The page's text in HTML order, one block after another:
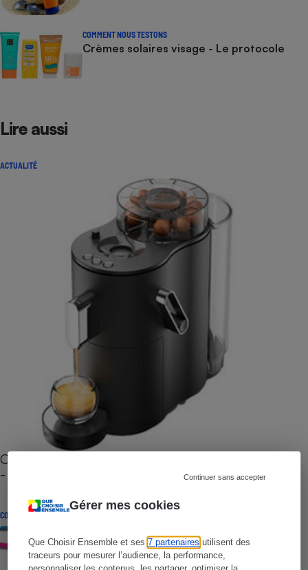
Gérer mes cookies
Que Choisir Ensemble et ses7 partenaires utilisent des
traceurs pour mesurer l’audience, la performance,
Continuer sans accepter
COMMENT NOUS TESTONS
Crèmes solaires visage - Le protocole
Lire aussi
ACTUALITÉ
Cafetière à capsules zéro déchet CoffeeB (vidéo)
- Premières impressions
CONSEILS